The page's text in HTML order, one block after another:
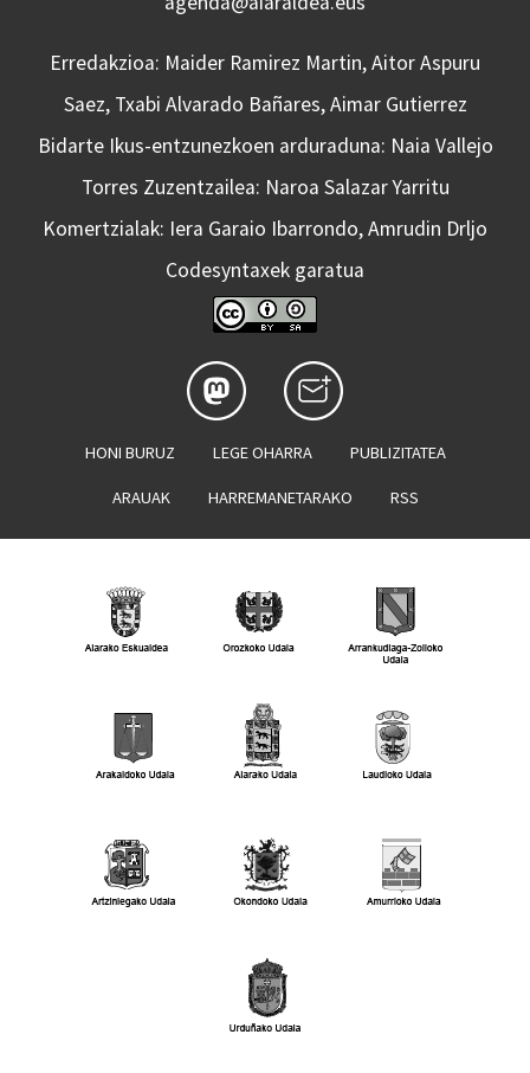
Erredakzioa: Maider Ramirez Martin, Aitor Aspuru
Saez, Txabi Alvarado Bañares, Aimar Gutierrez
Bidarte Ikus-entzunezkoen arduraduna: Naia Vallejo
Torres Zuzentzailea: Naroa Salazar Yarritu
Komertzialak: Iera Garaio Ibarrondo, Amrudin Drljo
Codesyntaxek garatua
HONI BURUZ LEGE OHARRA PUBLIZITATEA
ARAUAK HARREMANETARAKO RSS